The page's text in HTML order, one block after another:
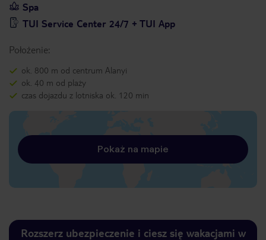
Spa
TUI Service Center 24/7 + TUI App
Położenie:
ok. 800 m od centrum Alanyi
ok. 40 m od plaży
czas dojazdu z lotniska ok. 120 min
Pokaż na mapie
Rozszerz ubezpieczenie i ciesz się wakacjami w